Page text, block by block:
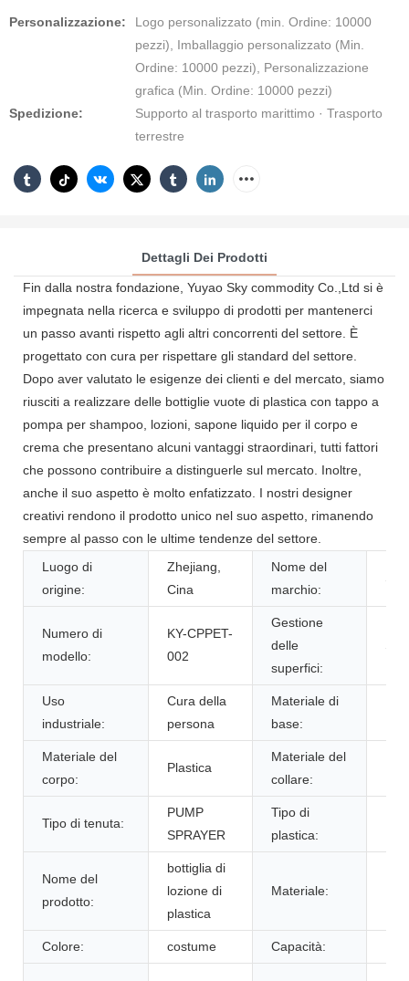
Personalizzazione:
Logo personalizzato (min. Ordine: 10000
pezzi), Imballaggio personalizzato (Min.
Ordine: 10000 pezzi), Personalizzazione
grafica (Min. Ordine: 10000 pezzi)
Spedizione:
Supporto al trasporto marittimo · Trasporto
terrestre
Dettagli Dei Prodotti
Fin dalla nostra fondazione, Yuyao Sky commodity Co.,Ltd si è
impegnata nella ricerca e sviluppo di prodotti per mantenerci
un passo avanti rispetto agli altri concorrenti del settore. È
progettato con cura per rispettare gli standard del settore.
Dopo aver valutato le esigenze dei clienti e del mercato, siamo
riusciti a realizzare delle bottiglie vuote di plastica con tappo a
pompa per shampoo, lozioni, sapone liquido per il corpo e
crema che presentano alcuni vantaggi straordinari, tutti fattori
che possono contribuire a distinguerle sul mercato. Inoltre,
anche il suo aspetto è molto enfatizzato. I nostri designer
creativi rendono il prodotto unico nel suo aspetto, rimanendo
sempre al passo con le ultime tendenze del settore.
Luogo di
origine:
Zhejiang,
Cina
Nome del
marchio:
Numero di
modello:
KY-CPPET-
002
Gestione
delle
superfici:
Uso
industriale:
Cura della
persona
Materiale di
base:
Materiale del
corpo:
Plastica
Materiale del
collare:
Tipo di tenuta:
PUMP
SPRAYER
Tipo di
plastica:
Nome del
prodotto:
bottiglia di
lozione di
plastica
Materiale:
Colore: costume Capacità: